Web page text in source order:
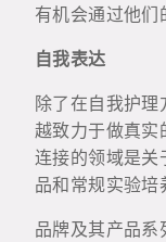
有机会通过他们
自我表达
除了在自我护理
越致力于做真实
连接的领域是关
品和常规实验培
品牌及其产品系